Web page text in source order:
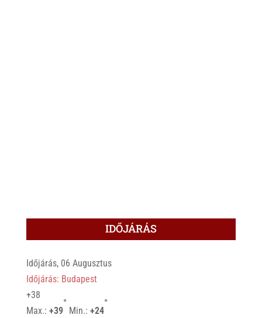
IDŐJÁRÁS
Időjárás, 06 Augusztus
Időjárás: Budapest
+38
Max.: +39
°
Min.: +24
°